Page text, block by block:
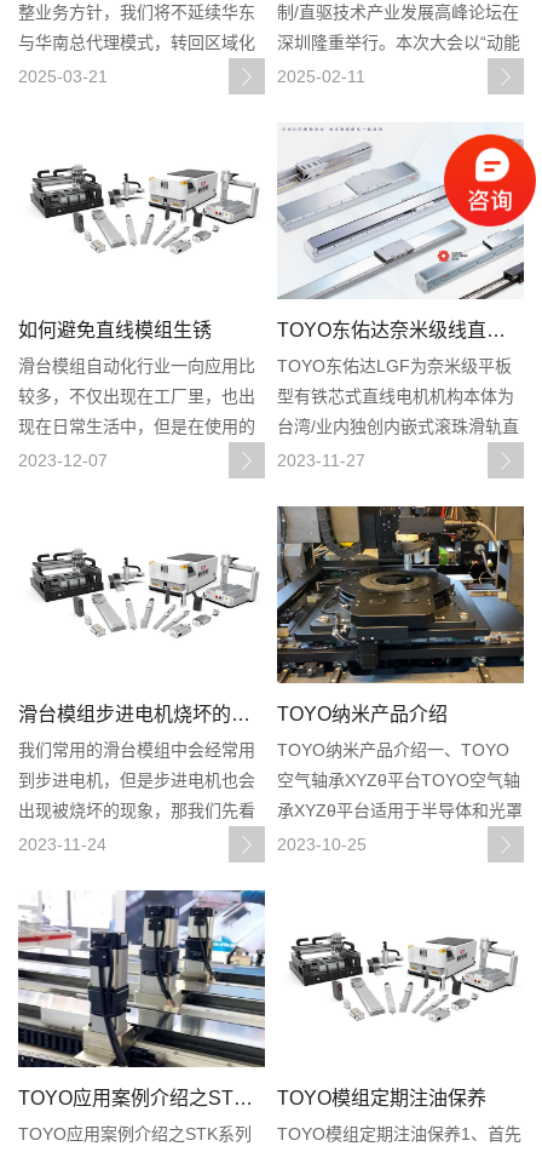
整业务方针，我们将不延续华东
与华南总代理模式，转回区域化
经销代理体系。未来，我们将以
持力度，确保业务平稳过渡。感
谢各位合作伙伴长期以来的信任
与支持，我们将继
2025-03-21
制/直驱技术产业发展高峰论坛在
深圳隆重举行。本次大会以“动能
转换，竞合拓局”为主题，聚焦行
者汇聚一堂，共同探讨运动控制
与直驱技术领域的创新发展之
路。
2025-02-11
如何避免直线模组生锈
滑台模组自动化行业一向应用比
较多，不仅出现在工厂里，也出
现在日常生活中，但是在使用的
过程中，难免会出现生锈的现
生锈的原因都是因为我们使用不
当而造成的，现在跟着小编一起
来学习一下在使用直
2023-12-07
TOYO东佑达奈米级线直线电机LGF简介
TOYO东佑达LGF为奈米级平板
型有铁芯式直线电机机构本体为
台湾/业内独创内嵌式滚珠滑轨直
线电机,摩擦系数比标准市售滚珠
世界同级产品尺寸smallest。且
本产品为TOYO东佑达MIT台湾
全自制，可掌控并降低生
2023-11-27
滑台模组步进电机烧坏的原因
我们常用的滑台模组中会经常用
到步进电机，但是步进电机也会
出现被烧坏的现象，那我们先看
看为什么会导致这个原因。1、结
导轨和铝合金基座，与气缸驱动
组合的单轴智能组合单元。以输
送作为其主要的用途。2、组件标
准化：实现
2023-11-24
TOYO纳米产品介绍
TOYO纳米产品介绍一、TOYO
空气轴承XYZθ平台TOYO空气轴
承XYZθ平台适用于半导体和光罩
检查机有效行程可达
TOYO共面式空气轴承平台
TOYO共面式空气
2023-10-25
TOYO应用案例介绍之STK系列
TOYO应用案例介绍之STK系列
TOYO模组定期注油保养
TOYO模组定期注油保养1、首先